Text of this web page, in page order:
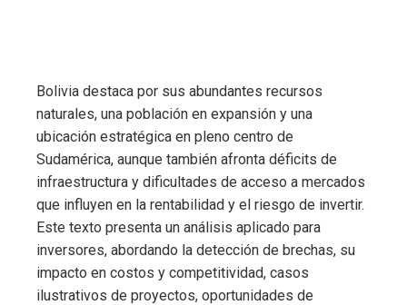
Bolivia destaca por sus abundantes recursos
naturales, una población en expansión y una
ubicación estratégica en pleno centro de
Sudamérica, aunque también afronta déficits de
infraestructura y dificultades de acceso a mercados
que influyen en la rentabilidad y el riesgo de invertir.
Este texto presenta un análisis aplicado para
inversores, abordando la detección de brechas, su
impacto en costos y competitividad, casos
ilustrativos de proyectos, oportunidades de